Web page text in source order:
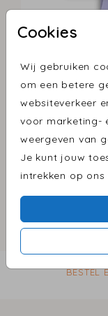
Cookies
Wij gebruiken
om een betere
websiteverkeer
voor marketing-
weergeven van
Je kunt jouw
intrekken op ons
Helaas is dit
Heb je
BESTEL